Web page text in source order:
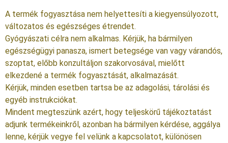
A termék fogyasztása nem helyettesíti a kiegyensúlyozott,
változatos és egészséges étrendet.
Gyógyászati célra nem alkalmas. Kérjük, ha bármilyen
egészségügyi panasza, ismert betegsége van vagy várandós,
szoptat, előbb konzultáljon szakorvosával, mielőtt
elkezdené a termék fogyasztását, alkalmazását.
Kérjük, minden esetben tartsa be az adagolási, tárolási és
egyéb instrukciókat.
Mindent megteszünk azért, hogy teljeskörű tájékoztatást
adjunk termékeinkről, azonban ha bármilyen kérdése, aggálya
lenne, kérjük vegye fel velünk a kapcsolatot, különösen